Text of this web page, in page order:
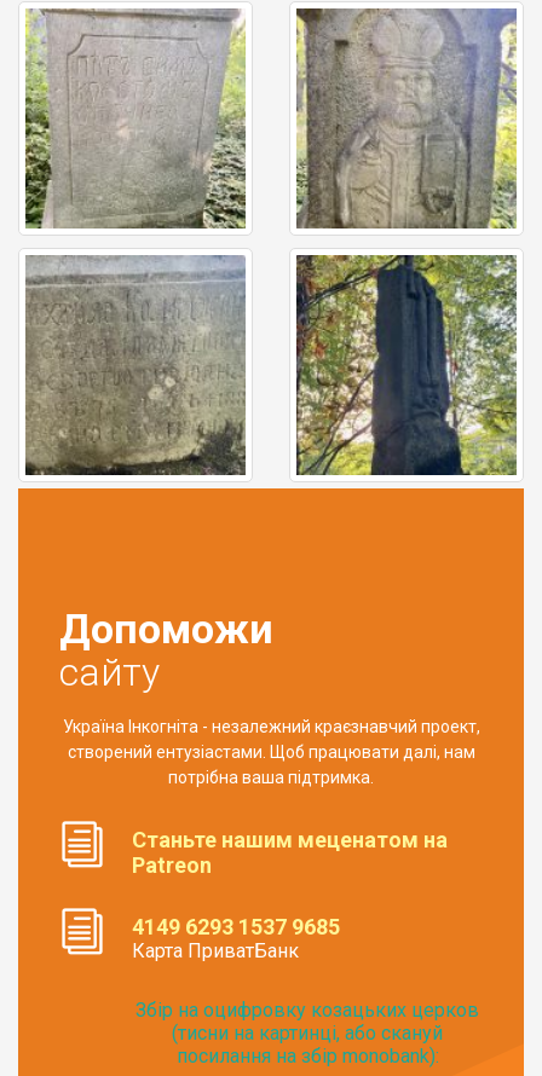
Допоможи
сайту
Україна Інкогніта - незалежний краєзнавчий проект,
створений ентузіастами. Щоб працювати далі, нам
потрібна ваша підтримка.
Станьте нашим меценатом на
Patreon
4149 6293 1537 9685
Карта ПриватБанк
Збір на оцифровку козацьких церков
(тисни на картинці, або скануй
посилання на збір monobank):